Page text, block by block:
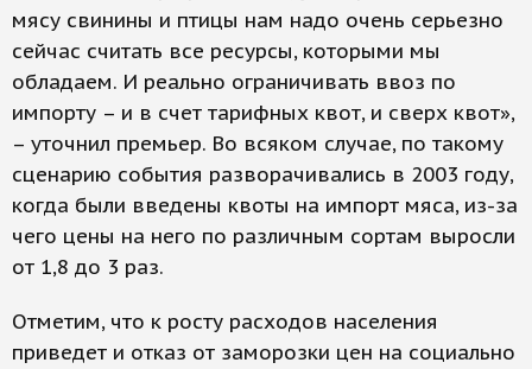
мясу свинины и птицы нам надо очень серьезно
сейчас считать все ресурсы, которыми мы
обладаем. И реально ограничивать ввоз по
импорту – и в счет тарифных квот, и сверх квот»,
– уточнил премьер. Во всяком случае, по такому
сценарию события разворачивались в 2003 году,
когда были введены квоты на импорт мяса, из-за
чего цены на него по различным сортам выросли
от 1,8 до 3 раз.
Отметим, что к росту расходов населения
приведет и отказ от заморозки цен на социально